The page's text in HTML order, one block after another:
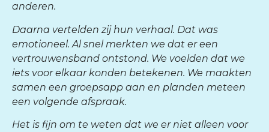
anderen.
Daarna vertelden zij hun verhaal. Dat was
emotioneel. Al snel merkten we dat er een
vertrouwensband ontstond. We voelden dat we
iets voor elkaar konden betekenen. We maakten
samen een groepsapp aan en planden meteen
een volgende afspraak.
Het is fijn om te weten dat we er niet alleen voor